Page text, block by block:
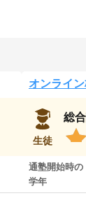
オンライ
生徒
総
通塾開始時の
学年